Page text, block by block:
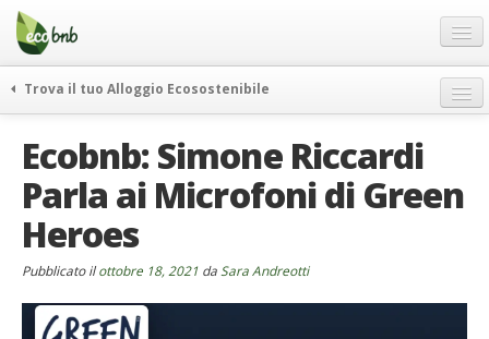
Menu
Salta
contenuto
Offerte Speciali
Regali
FAQ
Chi Siamo
Partner
Contatti
Trova il tuo Alloggio Ecosostenibile
itinerari
curiosità
vivere e viaggiare verde
rassegna stampa
Ecobnb: Simone Riccardi
Parla ai Microfoni di Green
Heroes
Pubblicato ilottobre 18, 2021 da Sara Andreotti